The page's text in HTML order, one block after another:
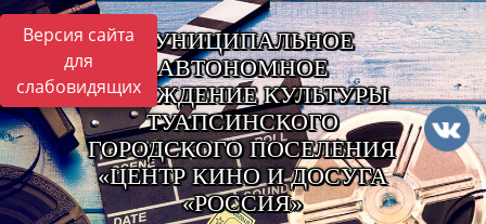
Версия сайта
для
слабовидящих
МУНИЦИПАЛЬНОЕ
АВТОНОМНОЕ
УЧРЕЖДЕНИЕ КУЛЬТУРЫ
ТУАПСИНСКОГО
ГОРОДСКОГО ПОСЕЛЕНИЯ
«ЦЕНТР КИНО И ДОСУГА
«РОССИЯ»